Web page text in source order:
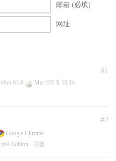
邮箱 (必填)
网址
#1
63.0
Mac OS X 10.14
#2
Google Chrome
Edition 回复